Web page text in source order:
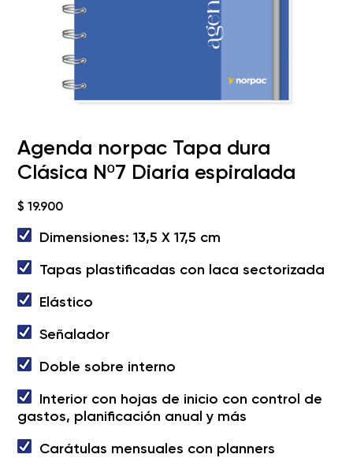
Agenda norpac Tapa dura
Clásica Nº7 Diaria espiralada
$ 19.900
Dimensiones: 13,5 X 17,5 cm
Tapas plastificadas con laca sectorizada
Elástico
Señalador
Doble sobre interno
Interior con hojas de inicio con control de
gastos, planificación anual y más
Carátulas mensuales con planners